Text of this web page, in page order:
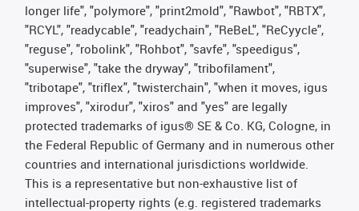
longer life", "polymore", "print2mold", "Rawbot", "RBTX",
"RCYL", "readycable", "readychain", "ReBeL", "ReCyycle",
"reguse", "robolink", "Rohbot", "savfe", "speedigus",
"superwise", "take the dryway", "tribofilament",
"tribotape", "triflex", "twisterchain", "when it moves, igus
improves", "xirodur", "xiros" and "yes" are legally
protected trademarks of igus® SE & Co. KG, Cologne, in
the Federal Republic of Germany and in numerous other
countries and international jurisdictions worldwide.
This is a representative but non-exhaustive list of
intellectual-property rights (e.g. registered trademarks